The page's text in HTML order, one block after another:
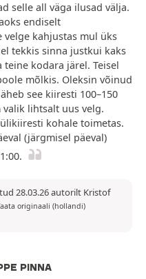
selle all väga ilusad välja.
endiselt
kahjustas mul üks
tekkis sinna justkui kaks
kodara järel. Teisel
mõlkis. Oleksin võinud
see kiiresti 100–150
valik lihtsalt uus velg.
kohale toimetas.
(järgmisel päeval)
28.03.26 autorilt Kristof
originaali (hollandi)
PINNA